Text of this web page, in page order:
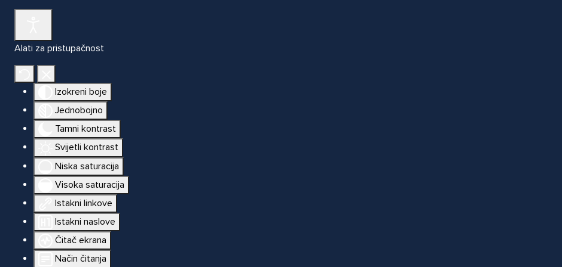
Alati za pristupačnost
Izokreni boje
Jednobojno
Tamni kontrast
Svijetli kontrast
Niska saturacija
Visoka saturacija
Istakni linkove
Istakni naslove
Čitač ekrana
Način čitanja